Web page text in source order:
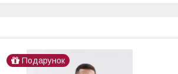
Подарунок